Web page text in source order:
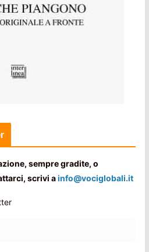
sempre gradite, o
scrivi ainfo@vociglobali.it